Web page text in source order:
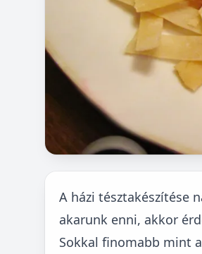
A házi tésztakészítése
akarunk enni, akkor
Sokkal finomabb mint